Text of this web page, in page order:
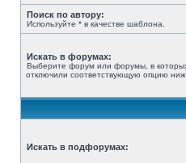
Поиск по автору:
Используйте * в качестве шаблона.
Искать в форумах:
Выберите форум или форумы, в которых
отключили соответствующую опцию
Искать в подфорумах: